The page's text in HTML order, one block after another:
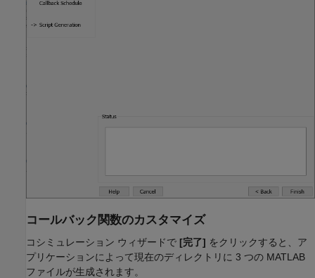
コールバック関数のカスタマイズ
コシミュレーション ウィザードで [完了] をクリックすると、ア
プリケーションによって現在のディレクトリに 3 つの MATLAB
ファイルが生成されます。